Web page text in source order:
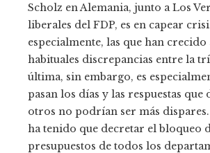
Scholz en Alemania, junto a Los
liberales del FDP, es en capear
especialmente, las que han
habituales discrepancias entre la
última, sin embargo, es
pasan los días y las respuestas que
otros no podrían ser más
ha tenido que decretar el bloqueo
presupuestos de todos los